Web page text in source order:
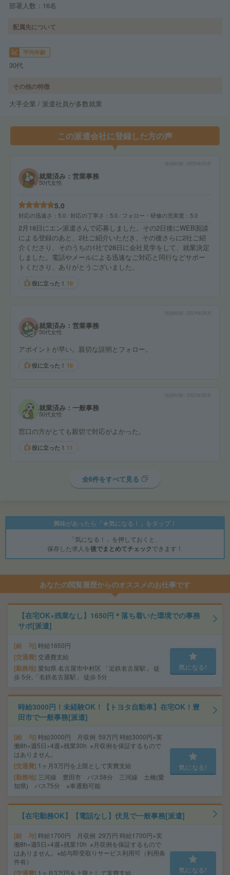
部署人数：16名
配属先について
平均年齢
30代
その他の特徴
大手企業 / 派遣社員が多数就業
この派遣会社に登録した方の声
2025年03月
就業済み：営業事務
50代女性
5.0
対応の迅速さ 5.0 対応の丁寧さ 5.0 フォロー・研修の充実度 5.0
2月18日にエン派遣さんで応募しました。その2日後にWEB面談
による登録のあと、2社ご紹介いただき、その後さらに2社ご紹
介くださり、そのうちの1社で28日に会社見学をして、就業決定
しました。電話やメールによる迅速なご対応と同行などサポー
トくださり、ありがとうございました。
役に立った！ 19
2024年06月
就業済み：営業事務
50代女性
アポイントが早い。親切な説明とフォロー。
役に立った！ 18
就業済み：一般事務
50代女性
窓口の方がとても親切で対応がよかった。
役に立った！ 11
全6件をすべて見る
興味があったら「★気になる！」をタップ！
「気になる！」を押しておくと、
保存した求人を後でまとめてチェックできます！
あなたの閲覧履歴からのオススメのお仕事です
【在宅OK×残業なし】1650円＊落ち着いた環境での事務
サポ[派遣]
給 与 時給1650円
交通費 交通費支給
勤務地 愛知県 名古屋市中村区 「近鉄名古屋駅」 徒
歩 5分,「名鉄名古屋駅」 徒歩 5分
気になる!
時給3000円！未経験OK！【トヨタ自動車】在宅OK！豊
田市で一般事務[派遣]
給 与 時給3000円 月収例 59万円 時給3000円×実
働8h×週5日×4週+残業30h ※月収例を保証するもので
はありません。
交通費 1ヶ月3万円を上限として実費支給
勤務地 三河線 豊田市 バス58分 三河線 土橋(愛
知県) バス75分 ※車通勤可能
気になる!
【在宅勤務OK】【電話なし】伏見で一般事務[派遣]
給 与 時給1700円 月収例 29万円 時給1700円×実
働8h×週5日×4週+残業10h ※月収例を保証するもので
はありません。※給与即受取りサービス利用可（利用条
件有）
交通費 1ヶ月3万円を上限として実費支給 気になる!